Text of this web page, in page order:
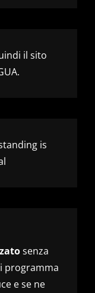
il sito
is
senza
programma
e se ne